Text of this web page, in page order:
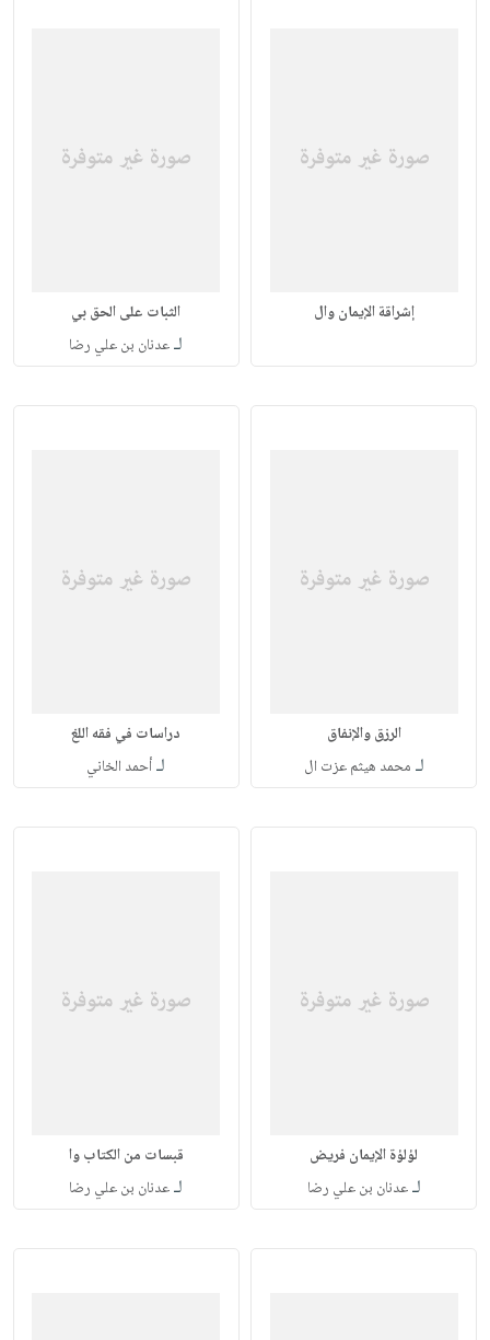
إشراقة الإيمان وال الثبات على الحق بي
لـعدنان بن علي رضا
الرزق والإنفاق
لـ محمد هيثم عزت ال
دراسات في فقه اللغ
لـأحمد الخاني
لؤلؤة الإيمان فريض
لـعدنان بن علي رضا
قبسات من الكتاب وا
لـعدنان بن علي رضا